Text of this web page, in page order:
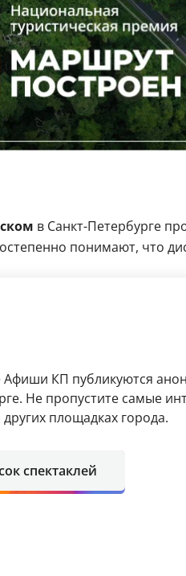
в Санкт-Петербурге
понимают, что
Афиши КП публикуются
Не пропустите самые
площадках города.
спектаклей